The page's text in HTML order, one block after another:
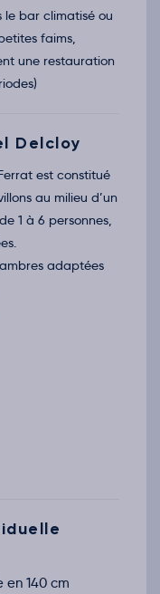
le bar climatisé ou
faims,
une restauration
Delcloy
est constitué
au milieu d’un
1 à 6 personnes,
adaptées
140 cm